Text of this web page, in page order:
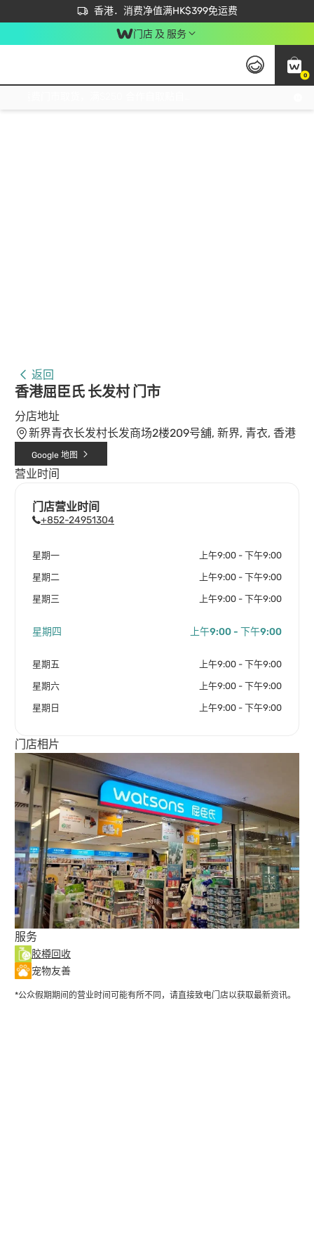
香港．消费净值满HK$399免运费
立即成为易赏钱会员尽享独家优惠
首次APP下单买满$450 输入 NEWAPP 即减$50
门店 及 服务
0
返回
香港屈臣氏 长发村 门市
分店地址
新界青衣长发村长发商场2楼209号舖, 新界, 青衣, 香港
Google 地图
营业时间
门店营业时间
+852-24951304
星期一 上午9:00 - 下午9:00
星期二 上午9:00 - 下午9:00
星期三 上午9:00 - 下午9:00
星期四 上午9:00 - 下午9:00
星期五 上午9:00 - 下午9:00
星期六 上午9:00 - 下午9:00
星期日 上午9:00 - 下午9:00
门店相片
服务
胶樽回收
宠物友善
*公众假期期间的营业时间可能有所不同，请直接致电门店以获取最新资讯。